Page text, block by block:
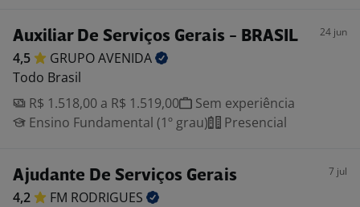
Auxiliar De Serviços Gerais - BRASIL 24 jun
4,5 GRUPOAVENIDA
Todo Brasil
R$ 1.518,00 a R$ 1.519,00
Sem experiência
Ensino Fundamental (1º grau)
Presencial
Ajudante De Serviços Gerais 7 jul
4,2 FM RODRIGUES